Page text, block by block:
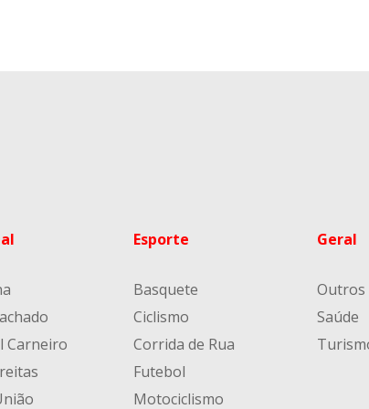
Carneiro
Esporte
Basquete
Ciclismo
Corrida de Rua
Futebol
Motociclismo
Geral
Outros
Saúde